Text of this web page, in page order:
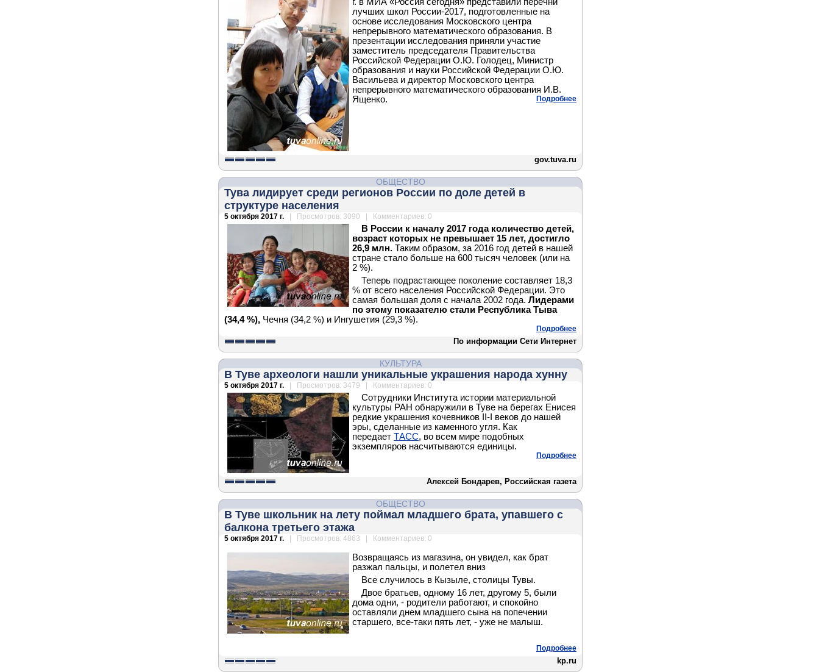
лучших школ России-2017, подготовленные на
основе исследования Московского центра
непрерывного математического образования. В
презентации исследования приняли участие
заместитель председателя Правительства
Российской Федерации О.Ю. Голодец, Министр
образования и науки Российской Федерации О.Ю.
Васильева и директор Московского центра
непрерывного математического образования И.В.
Ященко.
Подробнее
gov.tuva.ru
ОБЩЕСТВО
Тува лидирует среди регионов России по доле детей в
структуре населения
5 октября 2017 г. | Просмотров: 3090 | Комментариев: 0
В России к началу 2017 года количество детей,
возраст которых не превышает 15 лет, достигло
26,9 млн. Таким образом, за 2016 год детей в нашей
стране стало больше на 600 тысяч человек (или на
2 %).
Теперь подрастающее поколение составляет 18,3
% от всего населения Российской Федерации. Это
самая большая доля с начала 2002 года. Лидерами
по этому показателю стали Республика Тыва
(34,4 %), Чечня (34,2 %) и Ингушетия (29,3 %).
Подробнее
По информации Сети Интернет
КУЛЬТУРА
В Туве археологи нашли уникальные украшения народа хунну
5 октября 2017 г. | Просмотров: 3479 | Комментариев: 0
Сотрудники Института истории материальной
культуры РАН обнаружили в Туве на берегах Енисея
редкие украшения кочевников II-I веков до нашей
эры, сделанные из каменного угля. Как
передает ТАСС, во всем мире подобных
экземпляров насчитываются единицы.
Подробнее
Алексей Бондарев, Российская газета
ОБЩЕСТВО
В Туве школьник на лету поймал младшего брата, упавшего с
балкона третьего этажа
5 октября 2017 г. | Просмотров: 4863 | Комментариев: 0
Возвращаясь из магазина, он увидел, как брат
разжал пальцы, и полетел вниз
Все случилось в Кызыле, столицы Тувы.
Двое братьев, одному 16 лет, другому 5, были
дома одни, - родители работают, и спокойно
оставляли днем младшего сына на попечении
старшего, все-таки пять лет, - уже не малыш.
Подробнее
kp.ru